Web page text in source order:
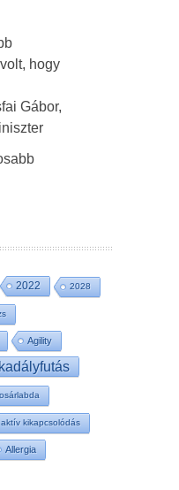
hogy
Gábor,
2022 2028
Agility
aktív kikapcsolódás
Allergia